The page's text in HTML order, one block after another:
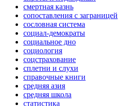
смертная казнь
сопоставления с заграницей
сословная система
социал-демократы
социальное дно
социология
соцстрахование
сплетни и слухи
справочные книги
средняя азия
средняя школа
статистика